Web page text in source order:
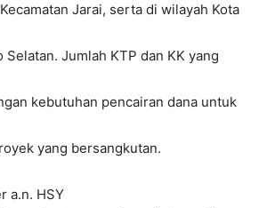
Jarai, serta di wilayah Kota
Selatan. Jumlah KTP dan KK yang
kebutuhan pencairan dana untuk
yang bersangkutan.
a.n. HSY